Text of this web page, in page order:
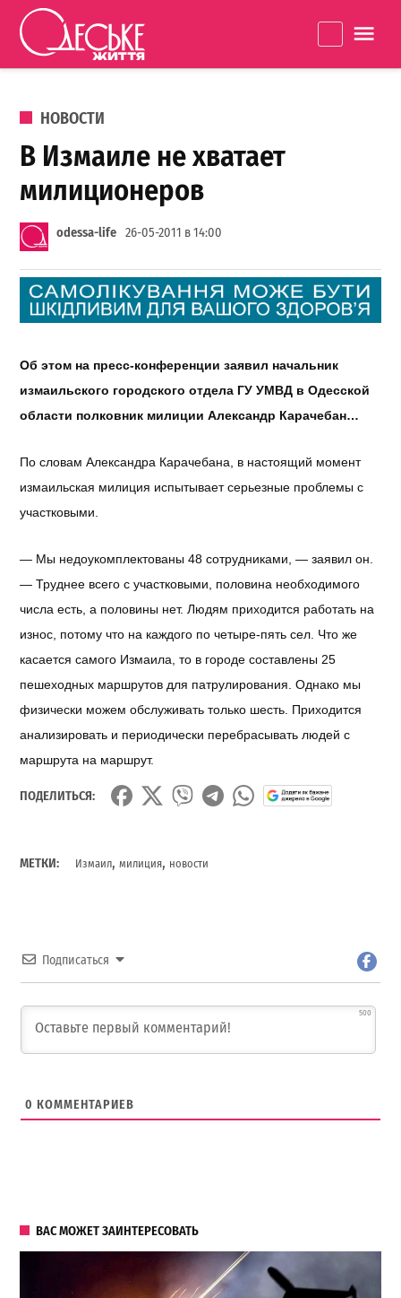
Перейти к содержанию
життя
ОПУБЛИКОВАНО В
НОВОСТИ
В Измаиле не хватает
милиционеров
odessa-life 26-05-2011 в 14:00
Об этом на пресс-конференции заявил начальник
измаильского городского отдела ГУ УМВД в Одесской
области полковник милиции Александр Карачебан…
По словам Александра Карачебана, в настоящий момент
измаильская милиция испытывает серьезные проблемы с
участковыми.
— Мы недоукомплектованы 48 сотрудниками, — заявил он.
— Труднее всего с участковыми, половина необходимого
числа есть, а половины нет. Людям приходится работать на
износ, потому что на каждого по четыре-пять сел. Что же
касается самого Измаила, то в городе составлены 25
пешеходных маршрутов для патрулирования. Однако мы
физически можем обслуживать только шесть. Приходится
анализировать и периодически перебрасывать людей с
маршрута на маршрут.
ПОДЕЛИТЬСЯ:
МЕТКИ: Измаил,милиция, новости
Подписаться
500
0 КОММЕНТАРИЕВ
ВАС МОЖЕТ ЗАИНТЕРЕСОВАТЬ